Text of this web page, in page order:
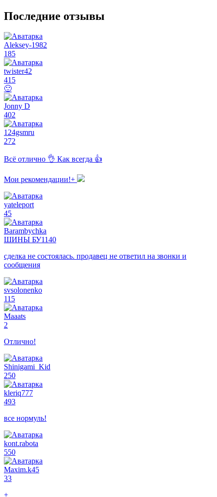
Последние отзывы
Aleksey-1982
185
twister42
415
🙂
Jonny D
402
124gsmru
272
Всё отлично 👌 Как всегда 👍
Мои рекомендации!+
yateleport
45
Barambychka
ШИНЫ БУ1140
сделка не состоялась. продавец не ответил на звонки и
сообщения
svsolonenko
115
Maaats
2
Отлично!
Shinigami_Kid
250
kleriq777
493
все нормуль!
kont.rabota
550
Maxim.k45
33
+